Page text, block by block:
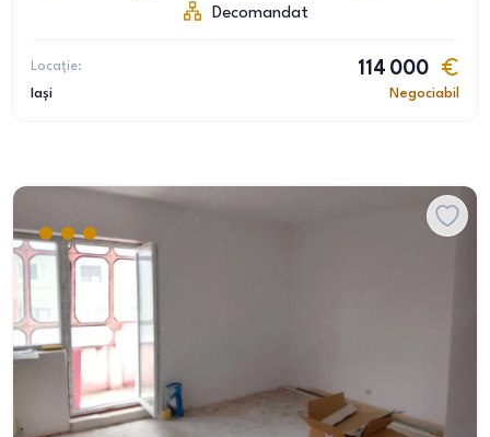
Decomandat
Locație:
Iași
114 000
Negociabil